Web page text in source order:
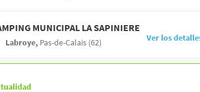
MUNICIPAL LA SAPINIERE
Labroye, Pas-de-Calais (62) Ver los